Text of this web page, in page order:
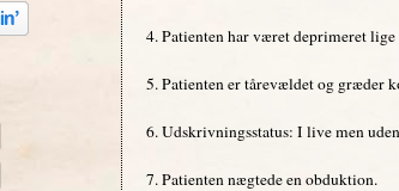
4. Patienten har været deprimeret
5. Patienten er tårevældet og græder
6. Udskrivningsstatus: I live men
7. Patienten nægtede en obduktion.